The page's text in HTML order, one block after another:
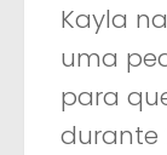
Kayla
uma
para
durante